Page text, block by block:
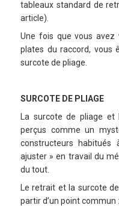
tableaux standard de
article).
Une fois que vous avez
plates du raccord, vous
surcote de pliage.
SURCOTE DE PLIAGE
La surcote de pliage
perçus comme un
constructeurs
ajuster » en travail du
du tout.
Le retrait et la surcote
partir d’un point commun